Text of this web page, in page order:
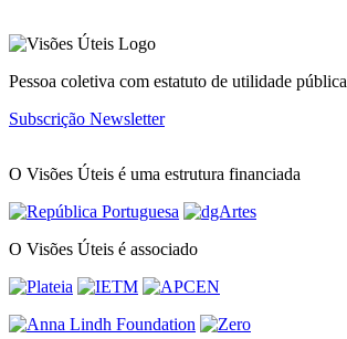
Pessoa coletiva com estatuto de utilidade pública
Subscrição Newsletter
O Visões Úteis é uma estrutura financiada
O Visões Úteis é associado